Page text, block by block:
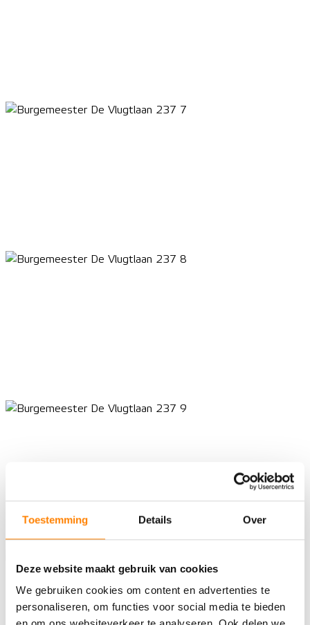
Toestemming Details Over
Deze website maakt gebruik van cookies
We gebruiken cookies om content en advertenties te
personaliseren, om functies voor social media te bieden